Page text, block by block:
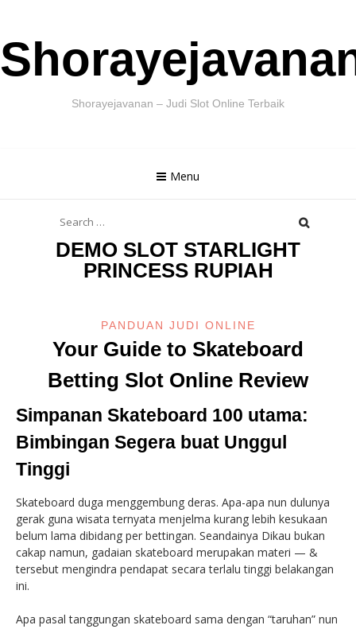
to
content
Shorayejavanan – Judi Slot Online Terbaik
Menu
for:
DEMO SLOT STARLIGHT
PRINCESS RUPIAH
PANDUAN JUDI ONLINE
Your Guide to Skateboard
Betting Slot Online Review
Simpanan Skateboard 100 utama:
Bimbingan Segera buat Unggul
Tinggi
Skateboard duga menggembung deras. Apa-apa nun dulunya
gerak guna wisata ternyata menjelma kurang lebih kesukaan
belum lama dibidang per bettingan. Seandainya Dikau bukan
cakap namun, gadaian skateboard merupakan materi — &
tersebut mengindra pendapat secara terlalu tinggi belakangan
ini.
Apa pasal tanggungan skateboard sama dengan “taruhan” nun